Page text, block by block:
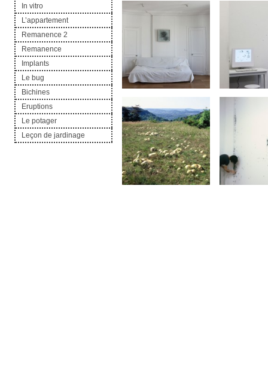
In vitro
L’appartement
Remanence 2
Remanence
Implants
Le bug
Bichines
Eruptions
Le potager
Leçon de jardinage